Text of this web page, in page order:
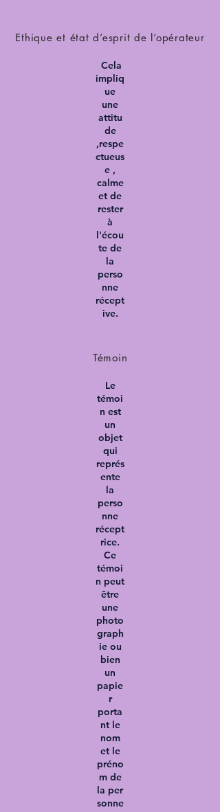
Ethique et état d’esprit de l’opérateur
Cela
impliq
ue
une
attitu
de
,respe
ctueus
e ,
calme
et de
rester
à
l'écou
te de
la
perso
nne
récept
ive.
Témoin
Le
témoi
n est
un
objet
qui
représ
ente
la
perso
nne
récept
rice.
Ce
témoi
n peut
être
une
photo
graph
ie ou
bien
un
papie
r
porta
nt le
nom
et le
préno
m de
la per
sonne